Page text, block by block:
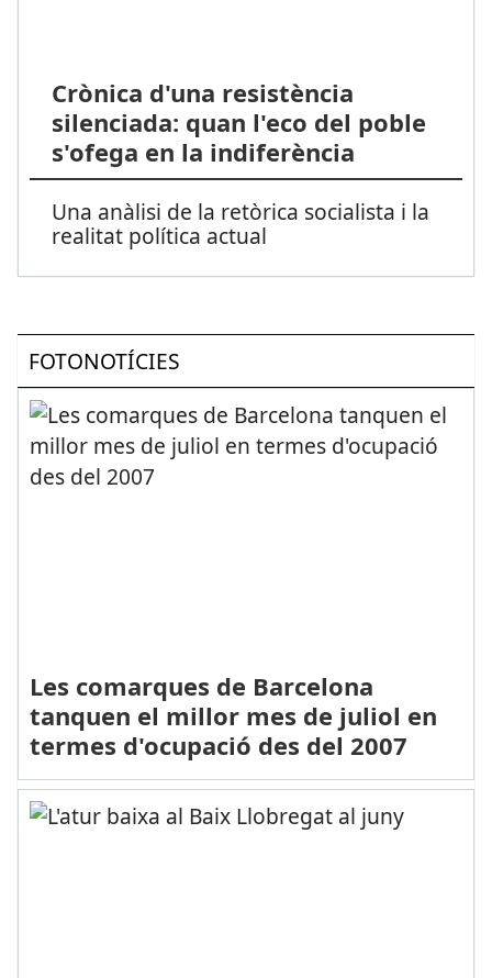
Crònica d'una resistència
silenciada: quan l'eco del poble
s'ofega en la indiferència
Una anàlisi de la retòrica socialista i la
realitat política actual
FOTONOTÍCIES
Les comarques de Barcelona
tanquen el millor mes de juliol en
termes d'ocupació des del 2007